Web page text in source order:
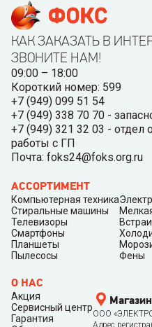
КАК ЗАКАЗАТЬ В
ЗВОНИТЕ НАМ!
09:00 – 18:00
Короткий номер: 599
+7 (949) 099 51 54
+7 (949) 338 70 70 -
+7 (949) 321 32 03 - отдел
работы с ГП
Почта: foks24@foks.org.ru
АССОРТИМЕНТ
Компьютерная техника
Стиральные машины
Телевизоры
Смартфоны
Планшеты
Пылесосы
Фены
О НАС
Акция
Сервисный центр
Гарантия
ООО
Адрес